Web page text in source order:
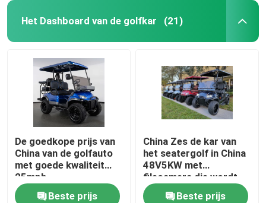
Het Dashboard van de golfkar (21)
De goedkope prijs van
China van de golfauto
met goede kwaliteit
25mph
Beste prijs
China Zes de kar van
het seatergolf in China
48V5KW met
filecamera die wordt
gemaakt
Beste prijs